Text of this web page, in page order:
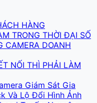
HÀNG
TRONG THỜI ĐẠI SỐ
CAMERA DOANH
NỐI THÌ PHẢI LÀM
Giám Sát Gia
Và Lộ Đổi Hình Ảnh